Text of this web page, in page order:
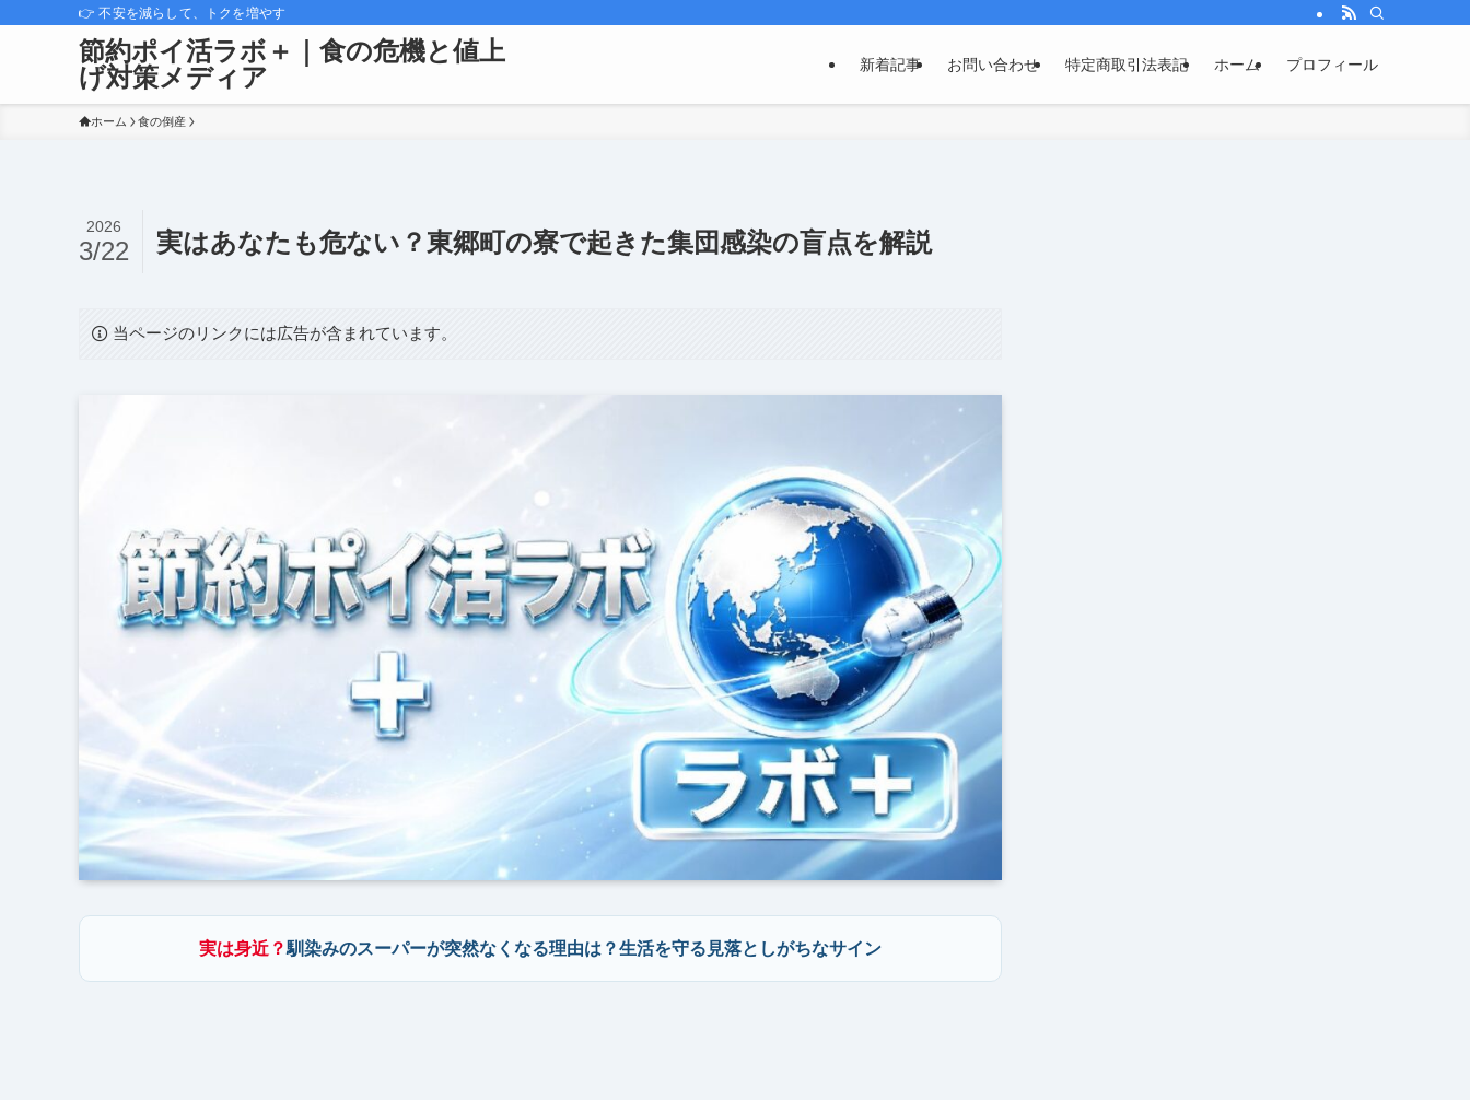
👉 不安を減らして、トクを増やす
節約ポイ活ラボ＋｜食の危機と値上
げ対策メディア
新着記事 お問い合わせ 特定商取引法表記 ホーム プロフィール
ホーム 食の倒産
実はあなたも危ない？東郷町の寮で起きた集団感染の盲点を解説
2026
3/22
当ページのリンクには広告が含まれています。
実は身近？馴染みのスーパーが突然なくなる理由は？生活を守る見落としがちなサイン